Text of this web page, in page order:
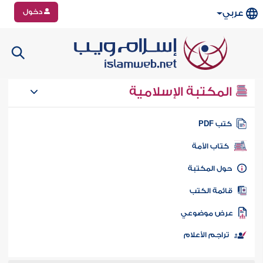
عربي دخول
المكتبة الإسلامية
كتب PDF
كتاب الأمة
المكتبة
الكتب
موضوعي